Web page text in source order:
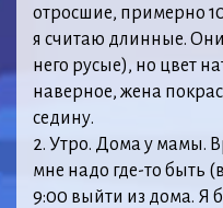
отросшие, примерно
я считаю длинные.
него русые), но цвет
наверное, жена
седину.
2. Утро. Дома у мамы.
мне надо где-то быть
9:00 выйти из дома. Я